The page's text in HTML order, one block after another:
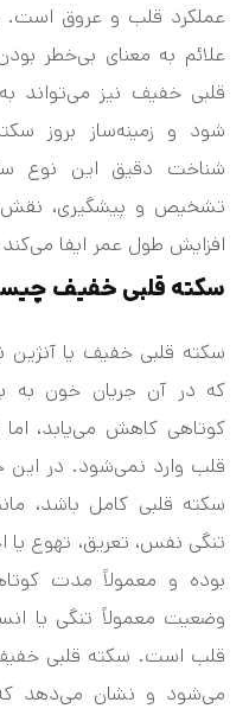
عملکرد قلب و عروق است.
علائم به معنای بی‌خطر
قلبی خفیف نیز می‌تواند
شود و زمینه‌ساز بروز
شناخت دقیق این نوع
تشخیص و پیشگیری،
افزایش طول عمر ایفا
سکته قلبی خفیف
سکته قلبی خفیف یا آنژین
که در آن جریان خون به
کوتاهی کاهش می‌یابد،
قلب وارد نمی‌شود. در این
سکته قلبی کامل باشد،
تنگی نفس، تعریق، تهوع
بوده و معمولاً مدت
وضعیت معمولاً تنگی یا
قلب است. سکته قلبی
می‌شود و نشان می‌دهد که